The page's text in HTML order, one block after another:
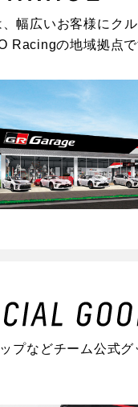
幅広いお客様にク
Racingの地域拠点で
プなどチーム公式グ